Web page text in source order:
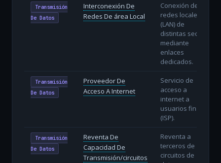
Transmisión
De Datos
Interconexión De
Redes De área Local
Conexión de
redes locales
(LAN) de
distintas sedes
mediante
enlaces
dedicados.
Transmisión
De Datos
Proveedor De
Acceso A Internet
Servicio de
acceso a
internet a
usuarios finales
(ISP).
Transmisión
De Datos
Reventa De
Capacidad De
Transmisión/circuitos
Reventa a
terceros de
circuitos de